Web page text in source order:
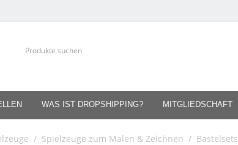
WAS IST DROPSHIPPING? MITGLIEDSCHAFT
/ Spielzeuge zum Malen & Zeichnen / Bastelsets